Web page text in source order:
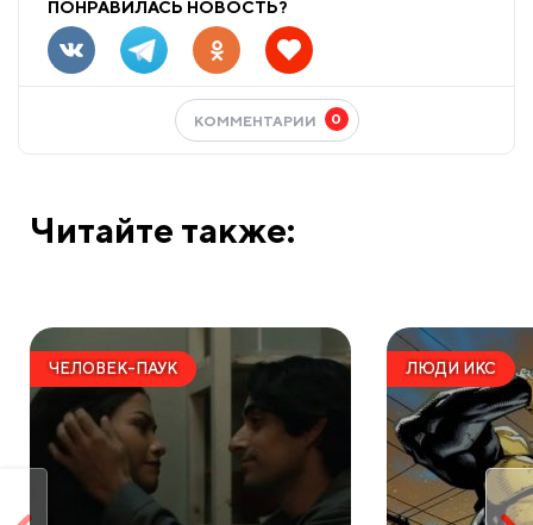
ПОНРАВИЛАСЬ НОВОСТЬ?
КОММЕНТАРИИ 0
Читайте также:
ЧЕЛОВЕК-ПАУК ЛЮДИ ИКС